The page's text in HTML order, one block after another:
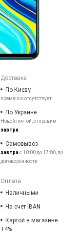
Доставка
По Киеву
временно отсутствует
По Украине
Новой почтой, отправим
завтра
Самовывоз
завтрас 10:00 до 17:00, по
договоренности
Оплата
Наличными
На счет IBAN
Картой в магазине
+4%